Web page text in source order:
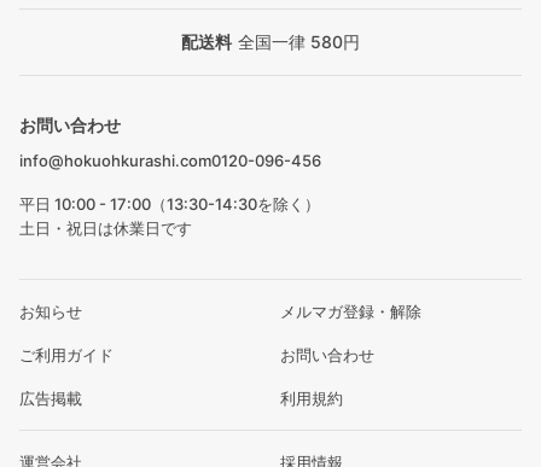
配送料 全国一律 580円
お問い合わせ
info@hokuohkurashi.com0120-096-456
平日 10:00 - 17:00（13:30-14:30を除く）
土日・祝日は休業日です
お知らせ メルマガ登録・解除
ご利用ガイド お問い合わせ
広告掲載 利用規約
運営会社 採用情報